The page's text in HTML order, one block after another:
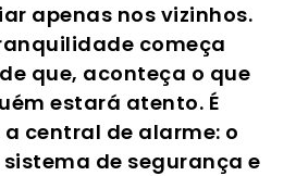
apenas nos vizinhos.
começa
que, aconteça o que
estará atento. É
central de alarme: o
de segurança e